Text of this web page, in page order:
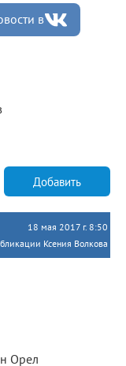
в
Добавить
18 мая 2017 г. 8:50
Ксения Волкова